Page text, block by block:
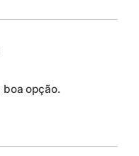
boa opção.